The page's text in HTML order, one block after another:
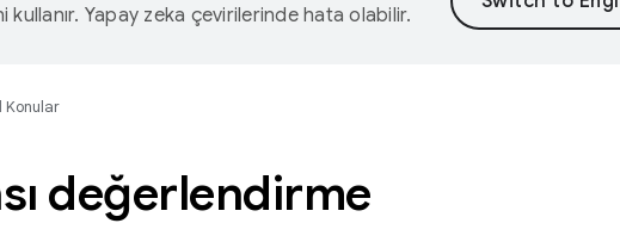
Yapay zeka çevirilerinde hata olabilir.
Konular
değerlendirme